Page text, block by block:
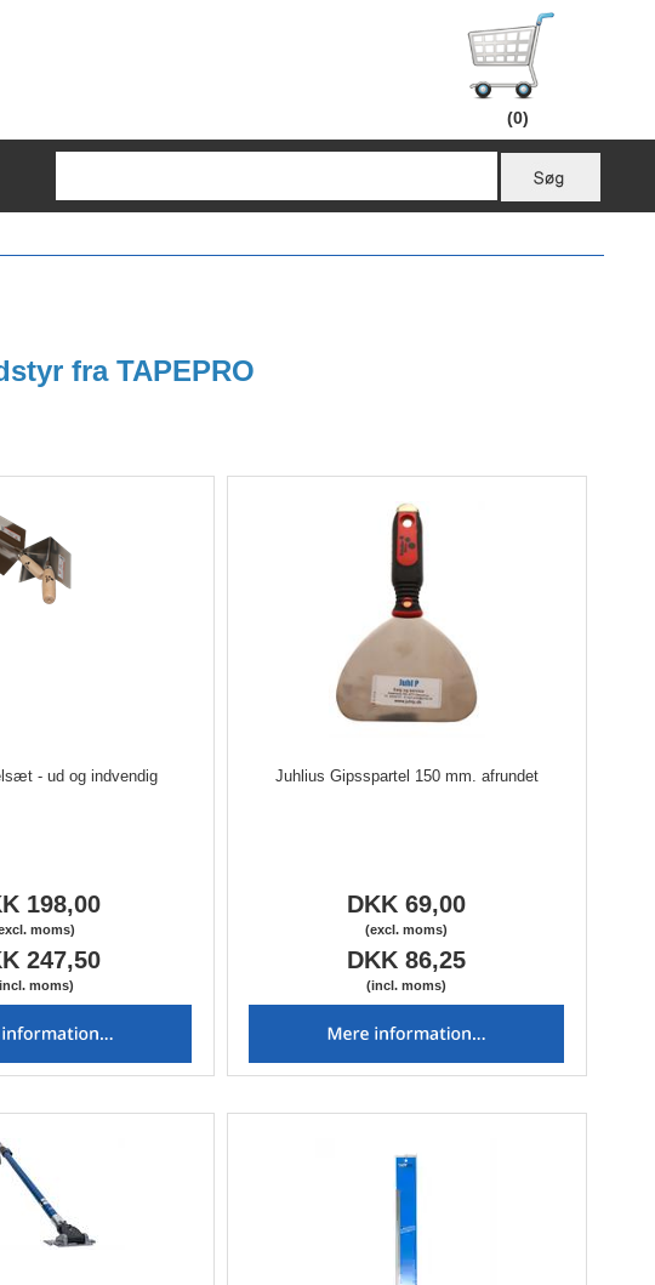
(0)
fra TAPEPRO
- ud og indvendig
198,00
moms)
247,50
moms)
Juhlius Gipsspartel 150 mm. afrundet
DKK 69,00
(excl. moms)
DKK 86,25
(incl. moms)